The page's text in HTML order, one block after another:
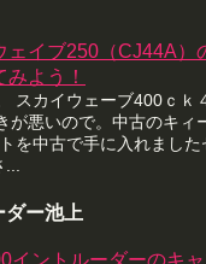
ェイブ250（CJ44A）
よう！
スカイウェーブ400ｃｋ
が悪いので。中古のキィ
を中古で手に入れました
ダー池上
イントルーダーのキ